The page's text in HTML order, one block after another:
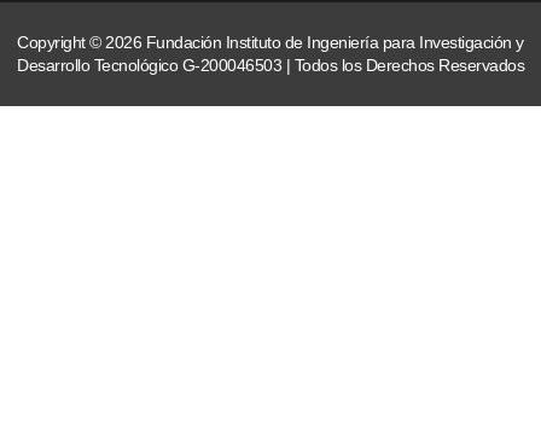
Copyright © 2026 Fundación Instituto de Ingeniería para Investigación y
Desarrollo Tecnológico G-200046503 | Todos los Derechos Reservados